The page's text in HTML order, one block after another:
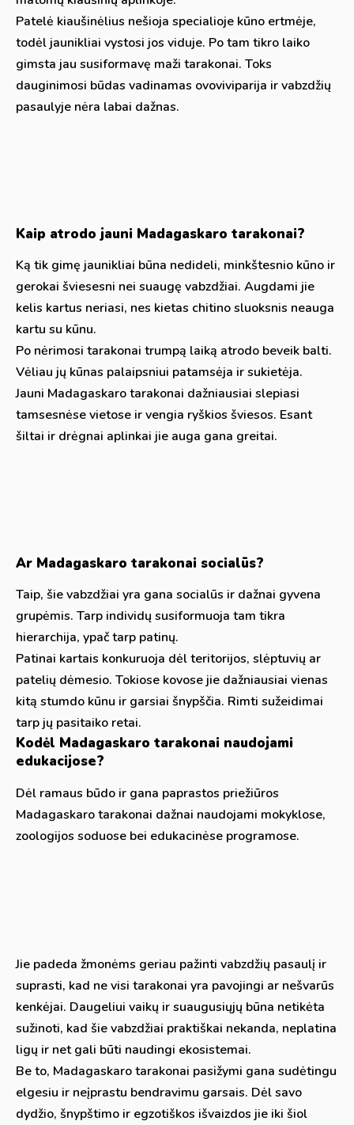
Patelė kiaušinėlius nešioja specialioje kūno ertmėje,
todėl jaunikliai vystosi jos viduje. Po tam tikro laiko
gimsta jau susiformavę maži tarakonai. Toks
dauginimosi būdas vadinamas ovoviviparija ir vabzdžių
pasaulyje nėra labai dažnas.
Kaip atrodo jauni Madagaskaro tarakonai?
Ką tik gimę jaunikliai būna nedideli, minkštesnio kūno ir
gerokai šviesesni nei suaugę vabzdžiai. Augdami jie
kelis kartus neriasi, nes kietas chitino sluoksnis neauga
kartu su kūnu.
Po nėrimosi tarakonai trumpą laiką atrodo beveik balti.
Vėliau jų kūnas palaipsniui patamsėja ir sukietėja.
Jauni Madagaskaro tarakonai dažniausiai slepiasi
tamsesnėse vietose ir vengia ryškios šviesos. Esant
šiltai ir drėgnai aplinkai jie auga gana greitai.
Ar Madagaskaro tarakonai socialūs?
Taip, šie vabzdžiai yra gana socialūs ir dažnai gyvena
grupėmis. Tarp individų susiformuoja tam tikra
hierarchija, ypač tarp patinų.
Patinai kartais konkuruoja dėl teritorijos, slėptuvių ar
patelių dėmesio. Tokiose kovose jie dažniausiai vienas
kitą stumdo kūnu ir garsiai šnypščia. Rimti sužeidimai
tarp jų pasitaiko retai.
Kodėl Madagaskaro tarakonai naudojami
edukacijose?
Dėl ramaus būdo ir gana paprastos priežiūros
Madagaskaro tarakonai dažnai naudojami mokyklose,
zoologijos soduose bei edukacinėse programose.
Jie padeda žmonėms geriau pažinti vabzdžių pasaulį ir
suprasti, kad ne visi tarakonai yra pavojingi ar nešvarūs
kenkėjai. Daugeliui vaikų ir suaugusiųjų būna netikėta
sužinoti, kad šie vabzdžiai praktiškai nekanda, neplatina
ligų ir net gali būti naudingi ekosistemai.
Be to, Madagaskaro tarakonai pasižymi gana sudėtingu
elgesiu ir neįprastu bendravimu garsais. Dėl savo
dydžio, šnypštimo ir egzotiškos išvaizdos jie iki šiol